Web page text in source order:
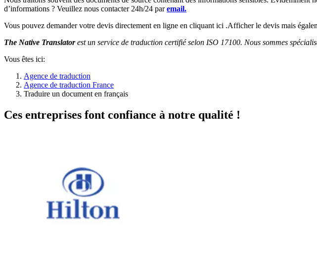
d’informations ? Veuillez nous contacter 24h/24 paremail.
Vous pouvez demander votre devis directement en ligne en cliquant ici .Afficher le devis mais
The Native Translatorest un service de traduction certifié selon ISO 17100. Nous sommes
Vous êtes ici:
Agence de traduction
Agence de traduction France
Traduire un document en français
Ces entreprises font confiance à notre qualité !